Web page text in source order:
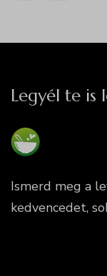
Legyél te is
Ismerd meg a
kedvencedet,